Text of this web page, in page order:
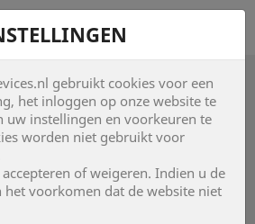
totaal item(s)
gebruikt cookies voor een
het inloggen op onze website te
uw instellingen en voorkeuren te
worden niet gebruikt voor
of weigeren. Indien u de
het voorkomen dat de website niet